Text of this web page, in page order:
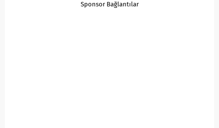
Sponsor Bağlantılar